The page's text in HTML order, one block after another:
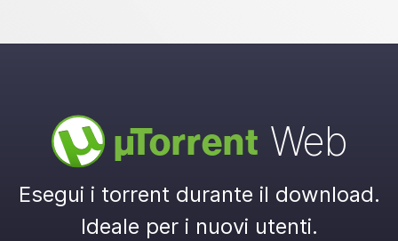
µTorrent Web
Esegui i torrent durante il download.
Ideale per i nuovi utenti.